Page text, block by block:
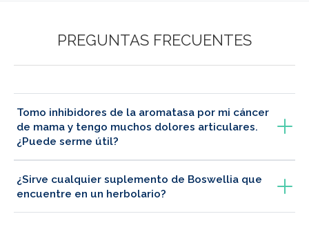
PREGUNTAS FRECUENTES
Tomo inhibidores de la aromatasa por mi cáncer
de mama y tengo muchos dolores articulares.
¿Puede serme útil?
¿Sirve cualquier suplemento de Boswellia que
encuentre en un herbolario?